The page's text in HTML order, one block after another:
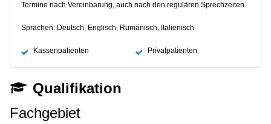
Termine nach Vereinbarung, auch nach den regulären Sprechzeiten.
Sprachen: Deutsch, Englisch, Rumänisch, Italienisch
Kassenpatienten Privatpatienten
Qualifikation
Fachgebiet